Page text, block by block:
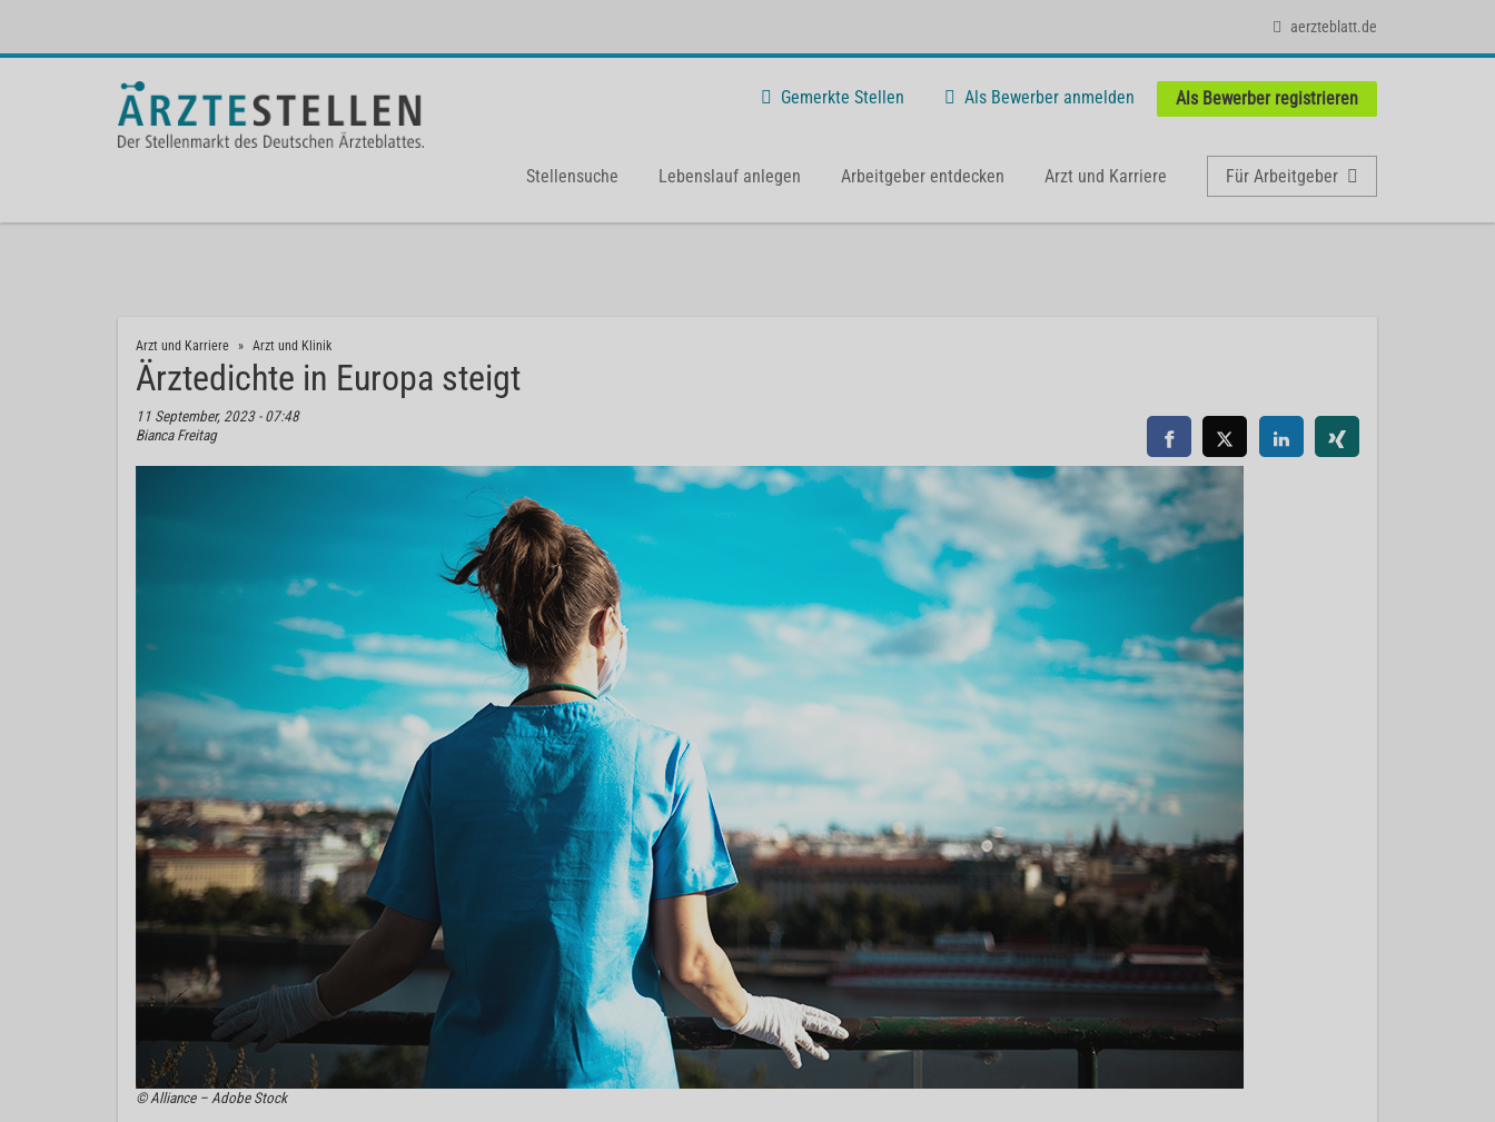
aerzteblatt.de
Gemerkte Stellen Als Bewerber anmelden Als Bewerber registrieren
Stellensuche Lebenslauf anlegen Arbeitgeber entdecken Arzt und Karriere Für Arbeitgeber
Arzt und Karriere Arzt und Klinik
Ärztedichte in Europa steigt
11 September, 2023 - 07:48
Bianca Freitag
© Alliance – Adobe Stock